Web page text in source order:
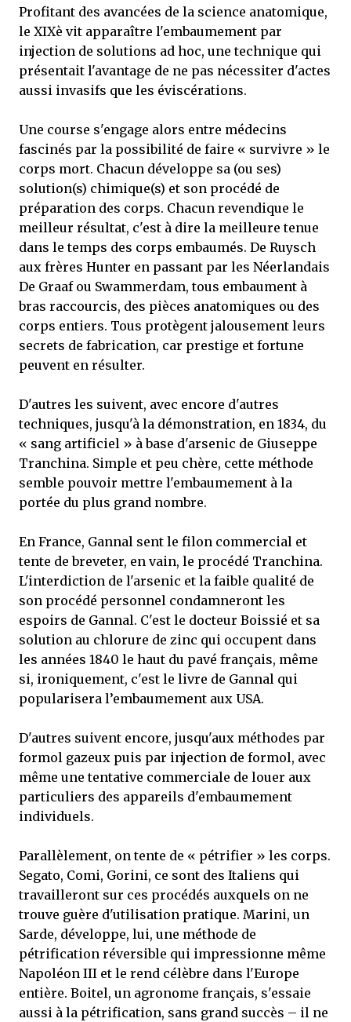
Profitant des avancées de la science anatomique,
le XIXè vit apparaître l'embaumement par
injection de solutions ad hoc, une technique qui
présentait l'avantage de ne pas nécessiter d'actes
aussi invasifs que les éviscérations.
Une course s'engage alors entre médecins
fascinés par la possibilité de faire « survivre » le
corps mort. Chacun développe sa (ou ses)
solution(s) chimique(s) et son procédé de
préparation des corps. Chacun revendique le
meilleur résultat, c'est à dire la meilleure tenue
dans le temps des corps embaumés. De Ruysch
aux frères Hunter en passant par les Néerlandais
De Graaf ou Swammerdam, tous embaument à
bras raccourcis, des pièces anatomiques ou des
corps entiers. Tous protègent jalousement leurs
secrets de fabrication, car prestige et fortune
peuvent en résulter.
D'autres les suivent, avec encore d'autres
techniques, jusqu'à la démonstration, en 1834, du
« sang artificiel » à base d'arsenic de Giuseppe
Tranchina. Simple et peu chère, cette méthode
semble pouvoir mettre l'embaumement à la
portée du plus grand nombre.
En France, Gannal sent le filon commercial et
tente de breveter, en vain, le procédé Tranchina.
L'interdiction de l'arsenic et la faible qualité de
son procédé personnel condamneront les
espoirs de Gannal. C'est le docteur Boissié et sa
solution au chlorure de zinc qui occupent dans
les années 1840 le haut du pavé français, même
si, ironiquement, c'est le livre de Gannal qui
popularisera l’embaumement aux USA.
D'autres suivent encore, jusqu'aux méthodes par
formol gazeux puis par injection de formol, avec
même une tentative commerciale de louer aux
particuliers des appareils d'embaumement
individuels.
Parallèlement, on tente de « pétrifier » les corps.
Segato, Comi, Gorini, ce sont des Italiens qui
travailleront sur ces procédés auxquels on ne
trouve guère d'utilisation pratique. Marini, un
Sarde, développe, lui, une méthode de
pétrification réversible qui impressionne même
Napoléon III et le rend célèbre dans l'Europe
entière. Boitel, un agronome français, s'essaie
aussi à la pétrification, sans grand succès – il ne